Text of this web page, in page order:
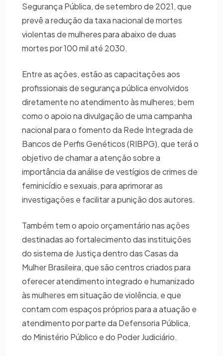
Segurança Pública, de setembro de 2021, que
prevê a redução da taxa nacional de mortes
violentas de mulheres para abaixo de duas
mortes por 100 mil até 2030.
Entre as ações, estão as capacitações aos
profissionais de segurança pública envolvidos
diretamente no atendimento às mulheres; bem
como o apoio na divulgação de uma campanha
nacional para o fomento da Rede Integrada de
Bancos de Perfis Genéticos (RIBPG), que terá o
objetivo de chamar a atenção sobre a
importância da análise de vestígios de crimes de
feminicídio e sexuais, para aprimorar as
investigações e facilitar a punição dos autores.
Também tem o apoio orçamentário nas ações
destinadas ao fortalecimento das instituições
do sistema de Justiça dentro das Casas da
Mulher Brasileira, que são centros criados para
oferecer atendimento integrado e humanizado
às mulheres em situação de violência, e que
contam com espaços próprios para a atuação e
atendimento por parte da Defensoria Pública,
do Ministério Público e do Poder Judiciário.